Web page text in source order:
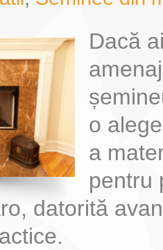
Dacă
o
a
pentru
datorită